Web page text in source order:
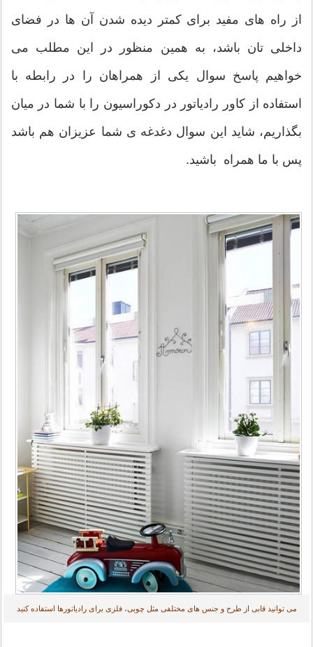
از راه های مفید برای کمتر دیده شدن آن ها در فضای
داخلی تان باشد، به همین منظور در این مطلب می
خواهیم پاسخ سوال یکی از همراهان را در رابطه با
استفاده از کاور رادیاتور در دکوراسیون را با شما در میان
بگذاریم، شاید این سوال دغدغه ی شما عزیزان هم باشد
پس با ما همراه باشید.
می توانید قابی از طرح و جنس های مختلفی مثل چوبی، فلزی برای رادیاتورها استفاده کنید